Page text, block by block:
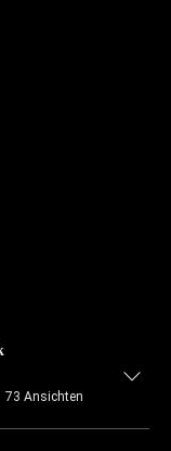
73 Ansichten